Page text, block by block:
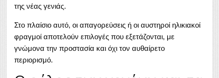
της νέας γενιάς.
Στο πλαίσιο αυτό, οι απαγορεύσεις ή οι αυστηροί ηλικιακοί
φραγμοί αποτελούν επιλογές που εξετάζονται, με
γνώμονα την προστασία και όχι τον αυθαίρετο
περιορισμό.